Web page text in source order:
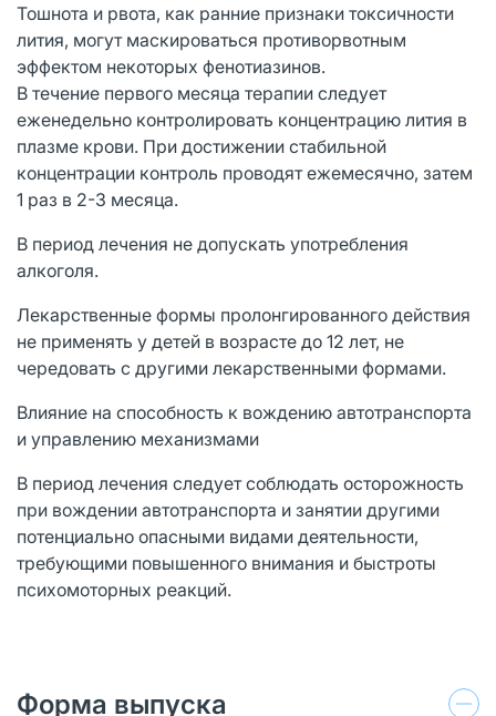
Тошнота и рвота, как ранние признаки токсичности
лития, могут маскироваться противорвотным
эффектом некоторых фенотиазинов.
В течение первого месяца терапии следует
еженедельно контролировать концентрацию лития в
плазме крови. При достижении стабильной
концентрации контроль проводят ежемесячно, затем
1 раз в 2-3 месяца.
В период лечения не допускать употребления
алкоголя.
Лекарственные формы пролонгированного действия
не применять у детей в возрасте до 12 лет, не
чередовать с другими лекарственными формами.
Влияние на способность к вождению автотранспорта
и управлению механизмами
В период лечения следует соблюдать осторожность
при вождении автотранспорта и занятии другими
потенциально опасными видами деятельности,
требующими повышенного внимания и быстроты
психомоторных реакций.
Форма выпуска